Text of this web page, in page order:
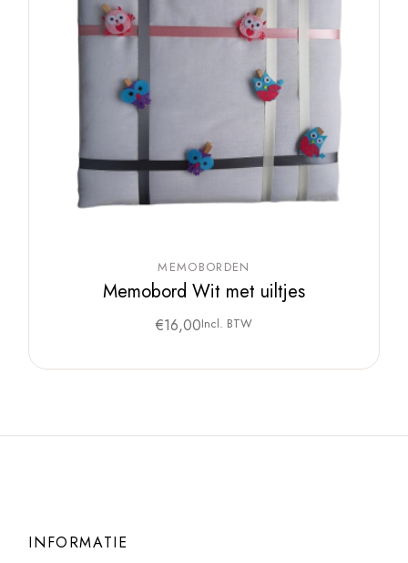
MEMOBORDEN
Memobord Wit met uiltjes
€16,00Incl. BTW
INFORMATIE